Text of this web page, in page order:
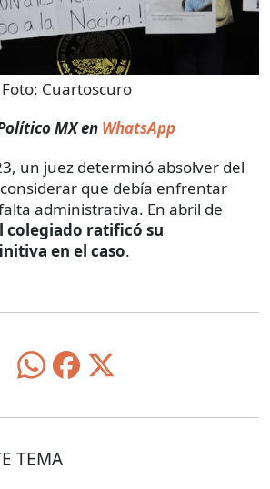
Foto: Cuartoscuro
MX en WhatsApp
un juez determinó absolver del
que debía enfrentar
administrativa. En abril de
colegiado ratificó su
en el caso.
TEMA